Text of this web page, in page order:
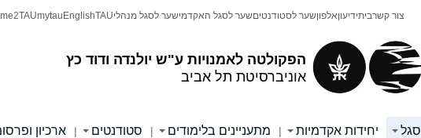
הפקולטה לאמנויות ע"ש יולנדה ודוד כץ
אוניברסיטת תל אביב
צור קשרביתידיעוןאלפוןשער לסטודנטיםשער לסגל האקדמישער לסגל מנהליTAU
English
mytau
סגל יחידות אקדמיות | מתעניינים בלימודים | סטודנטים | ארכיון